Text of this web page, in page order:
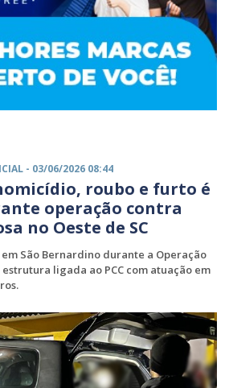
- 03/06/2026 08:44
roubo e furto é
operação contra
no Oeste de SC
São Bernardino durante a Operação
ligada ao PCC com atuação em